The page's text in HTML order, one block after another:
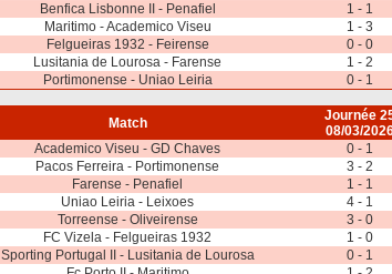
Benfica Lisbonne II - Penafiel
1 - 1
Maritimo - Academico Viseu
1 - 3
Felgueiras 1932 - Feirense
0 - 0
Lusitania de Lourosa - Farense
1 - 2
Portimonense - Uniao Leiria 0 - 1
Match
Journée
08/03/
Academico Viseu - GD Chaves
0 - 1
Pacos Ferreira - Portimonense
3 - 2
Farense - Penafiel
1 - 1
Uniao Leiria - Leixoes
4 - 1
Torreense - Oliveirense
3 - 0
FC Vizela - Felgueiras 1932
1 - 0
Sporting Portugal II - Lusitania de Lourosa
0 - 1